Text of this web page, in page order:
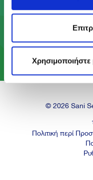
© 2026 Sani
Πολιτική περί